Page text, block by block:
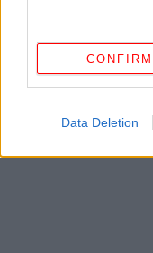
CONFIRM
Data Deletion